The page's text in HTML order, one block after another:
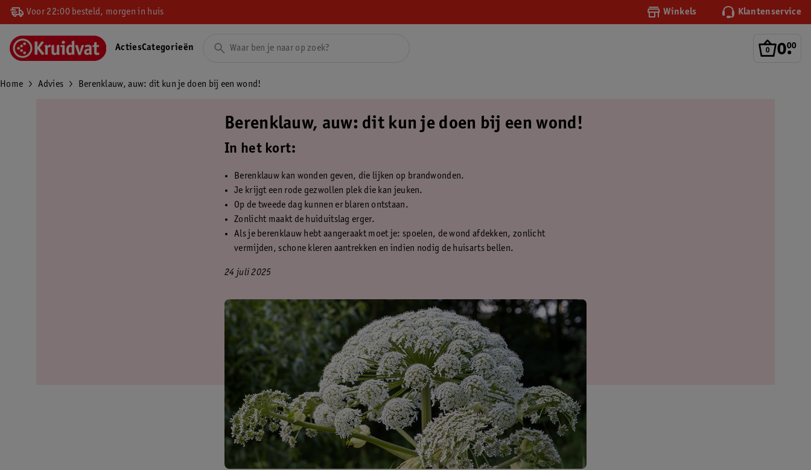
Voor 22:00 besteld, morgen in huis Winkels Klantenservice
0.
00
ActiesCategorieën
Home Advies Berenklauw, auw: dit kun je doen bij een wond!
Berenklauw, auw: dit kun je doen bij een wond!
In het kort:
Berenklauw kan wonden geven, die lijken op brandwonden.
Je krijgt een rode gezwollen plek die kan jeuken.
Op de tweede dag kunnen er blaren ontstaan.
Zonlicht maakt de huiduitslag erger.
Als je berenklauw hebt aangeraakt moet je: spoelen, de wond afdekken, zonlicht
vermijden, schone kleren aantrekken en indien nodig de huisarts bellen.
24 juli 2025